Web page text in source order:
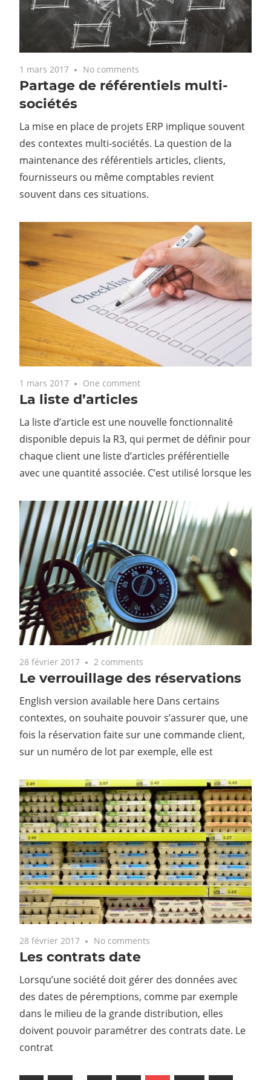
1 mars 2017 No comments
Partage de référentiels multi-
sociétés
La mise en place de projets ERP implique souvent
des contextes multi-sociétés. La question de la
maintenance des référentiels articles, clients,
fournisseurs ou même comptables revient
souvent dans ces situations.
1 mars 2017 One comment
La liste d’articles
La liste d’article est une nouvelle fonctionnalité
disponible depuis la R3, qui permet de définir pour
chaque client une liste d’articles préférentielle
avec une quantité associée. C’est utilisé lorsque les
28 février 2017 2 comments
Le verrouillage des réservations
English version available here Dans certains
contextes, on souhaite pouvoir s’assurer que, une
fois la réservation faite sur une commande client,
sur un numéro de lot par exemple, elle est
28 février 2017 No comments
Les contrats date
Lorsqu’une société doit gérer des données avec
des dates de péremptions, comme par exemple
dans le milieu de la grande distribution, elles
doivent pouvoir paramétrer des contrats date. Le
contrat